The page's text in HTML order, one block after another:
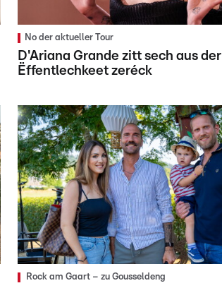
No der aktueller Tour
D'Ariana Grande zitt sech aus der
Ëffentlechkeet zeréck
Rock am Gaart – zu Gousseldeng